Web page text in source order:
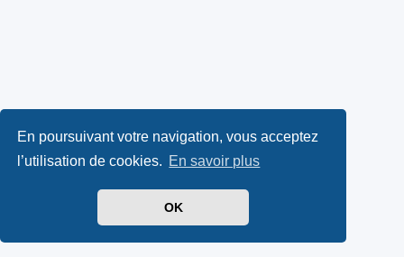
En poursuivant votre navigation, vous acceptez
l’utilisation de cookies. En savoir plus
OK